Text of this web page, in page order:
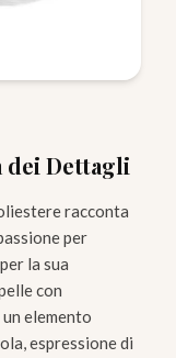
dei Dettagli
racconta
per
la sua
con
elemento
espressione di